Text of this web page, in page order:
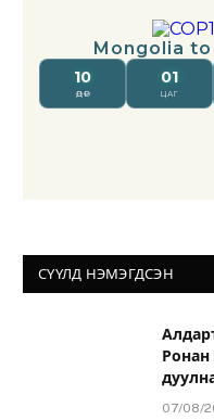
СҮҮЛД НЭМЭГДСЭН
Ронан
07/08/